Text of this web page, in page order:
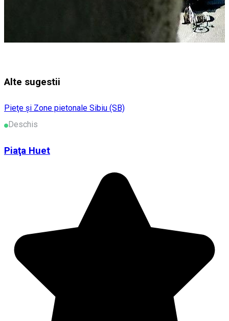
Alte sugestii
Pieţe şi Zone pietonale Sibiu (SB)
Deschis
Piaţa Huet